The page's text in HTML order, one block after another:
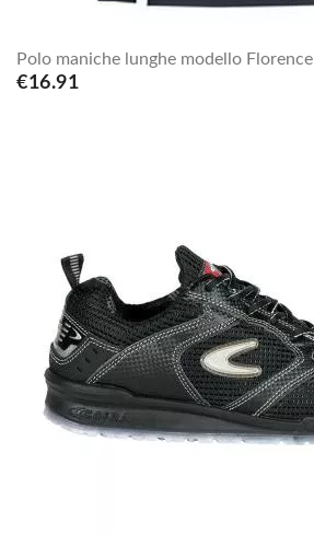
Polo maniche lunghe modello Florence
€16.91